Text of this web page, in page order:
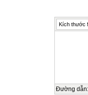
Kích thước
Đường dẫn: